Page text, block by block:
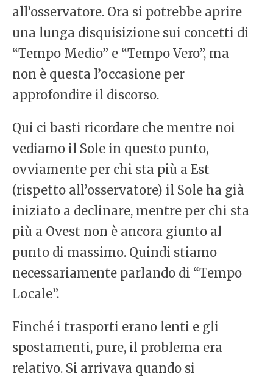
all’osservatore. Ora si potrebbe aprire
una lunga disquisizione sui concetti di
“Tempo Medio” e “Tempo Vero”, ma
non è questa l’occasione per
approfondire il discorso.
Qui ci basti ricordare che mentre noi
vediamo il Sole in questo punto,
ovviamente per chi sta più a Est
(rispetto all’osservatore) il Sole ha già
iniziato a declinare, mentre per chi sta
più a Ovest non è ancora giunto al
punto di massimo. Quindi stiamo
necessariamente parlando di “Tempo
Locale”.
Finché i trasporti erano lenti e gli
spostamenti, pure, il problema era
relativo. Si arrivava quando si